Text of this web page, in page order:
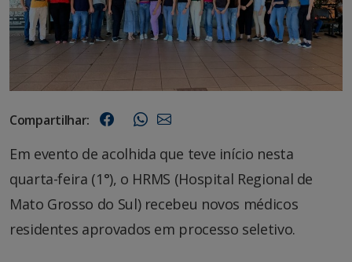
Compartilhar:
Em evento de acolhida que teve início nesta
quarta-feira (1°), o HRMS (Hospital Regional de
Mato Grosso do Sul) recebeu novos médicos
residentes aprovados em processo seletivo.